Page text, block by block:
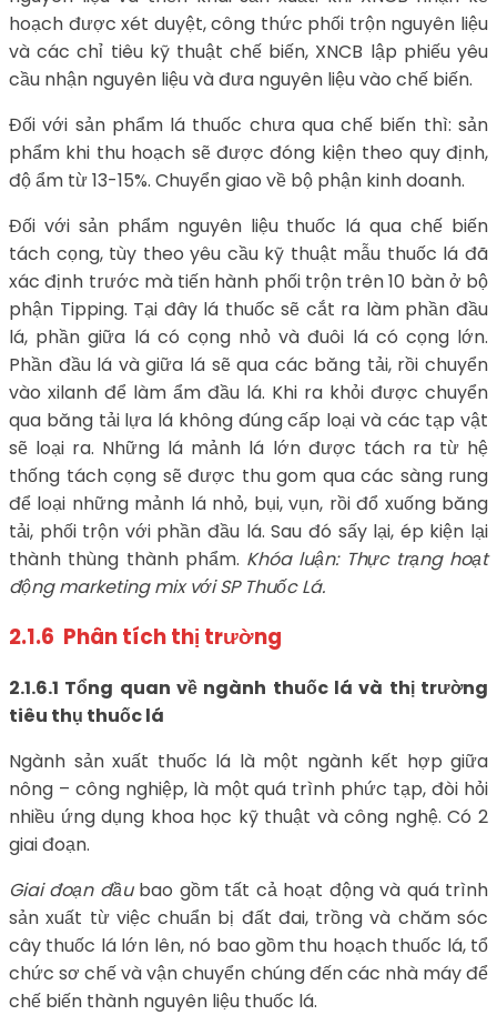
hoạch được xét duyệt, công thức phối trộn nguyên liệu
và các chỉ tiêu kỹ thuật chế biến, XNCB lập phiếu yêu
cầu nhận nguyên liệu và đưa nguyên liệu vào chế biến.
Đối với sản phẩm lá thuốc chưa qua chế biến thì: sản
phẩm khi thu hoạch sẽ được đóng kiện theo quy định,
độ ẩm từ 13-15%. Chuyển giao về bộ phận kinh doanh.
Đối với sản phẩm nguyên liệu thuốc lá qua chế biến
tách cọng, tùy theo yêu cầu kỹ thuật mẫu thuốc lá đã
xác định trước mà tiến hành phối trộn trên 10 bàn ở bộ
phận Tipping. Tại đây lá thuốc sẽ cắt ra làm phần đầu
lá, phần giữa lá có cọng nhỏ và đuôi lá có cọng lớn.
Phần đầu lá và giữa lá sẽ qua các băng tải, rồi chuyển
vào xilanh để làm ẩm đầu lá. Khi ra khỏi được chuyển
qua băng tải lựa lá không đúng cấp loại và các tạp vật
sẽ loại ra. Những lá mảnh lá lớn được tách ra từ hệ
thống tách cọng sẽ được thu gom qua các sàng rung
để loại những mảnh lá nhỏ, bụi, vụn, rồi đổ xuống băng
tải, phối trộn với phần đầu lá. Sau đó sấy lại, ép kiện lại
thành thùng thành phẩm. Khóa luận: Thực trạng hoạt
động marketing mix với SP Thuốc Lá.
2.1.6 Phân tích thị trường
2.1.6.1 Tổng quan về ngành thuốc lá và thị trường
tiêu thụ thuốc lá
Ngành sản xuất thuốc lá là một ngành kết hợp giữa
nông – công nghiệp, là một quá trình phức tạp, đòi hỏi
nhiều ứng dụng khoa học kỹ thuật và công nghệ. Có 2
giai đoạn.
Giai đoạn đầubao gồm tất cả hoạt động và quá trình
sản xuất từ việc chuẩn bị đất đai, trồng và chăm sóc
cây thuốc lá lớn lên, nó bao gồm thu hoạch thuốc lá, tổ
chức sơ chế và vận chuyển chúng đến các nhà máy để
chế biến thành nguyên liệu thuốc lá.